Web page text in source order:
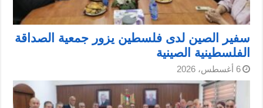
سفير الصين لدى فلسطين يزور جمعية الصداقة
الفلسطينية الصينية
6 أغسطس، 2026